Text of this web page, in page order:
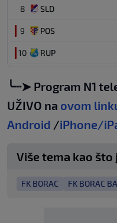
8 SLD
9 POS
10 RUP
╰┈➤ Program N1
UŽIVO na ovom
Android /iPhone/
Više tema kao što
FK BORAC FK BORAC